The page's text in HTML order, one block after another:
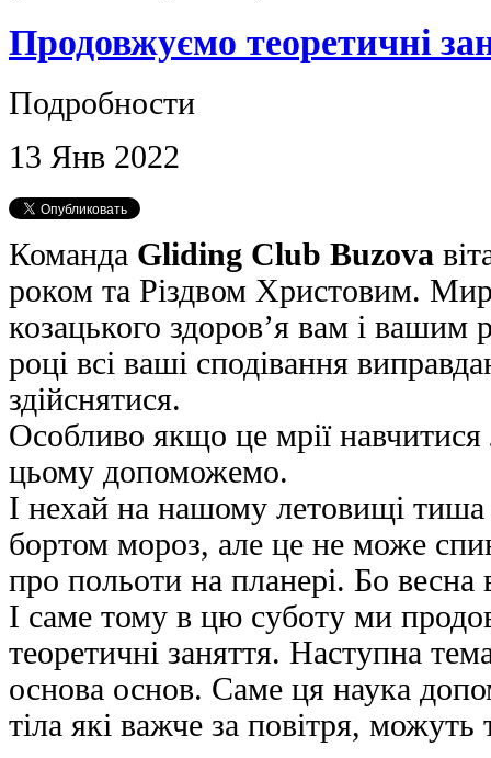
Продовжуємо теоретичні
Подробности
13 Янв 2022
Команда Gliding Club Buzova
роком та Різдвом Христовим.
козацького здоров’я вам і
році всі ваші сподівання
здійснятися.
Особливо якщо це мрії навчитися
цьому допоможемо.
І нехай на нашому летовищі тиша
бортом мороз, але це не може
про польоти на планері. Бо
І саме тому в цю суботу ми
теоретичні заняття. Наступна
основа основ. Саме ця наука
тіла які важче за повітря, можуть